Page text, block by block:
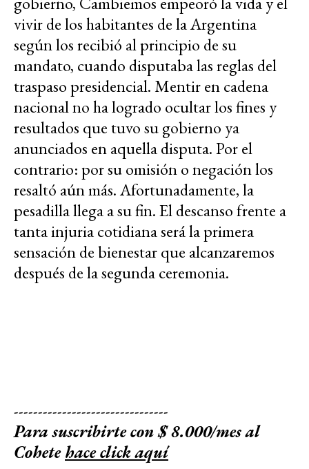
vivir de los habitantes de la Argentina
según los recibió al principio de su
mandato, cuando disputaba las reglas del
traspaso presidencial. Mentir en cadena
nacional no ha logrado ocultar los fines y
resultados que tuvo su gobierno ya
anunciados en aquella disputa. Por el
contrario: por su omisión o negación los
resaltó aún más. Afortunadamente, la
pesadilla llega a su fin. El descanso frente a
tanta injuria cotidiana será la primera
sensación de bienestar que alcanzaremos
después de la segunda ceremonia.
--------------------------------
Para suscribirte con $ 8.000/mes al
Cohetehace click aquí